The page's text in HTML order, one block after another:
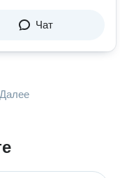
Чат
Далее